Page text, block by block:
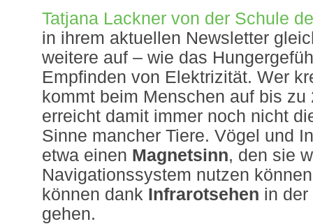
Tatjana Lackner von der Schule
in ihrem aktuellen Newsletter
weitere auf – wie das
Empfinden von Elektrizität. Wer
kommt beim Menschen auf bis zu
erreicht damit immer noch nicht
Sinne mancher Tiere. Vögel und
etwa einen Magnetsinn, den sie
Navigationssystem nutzen
können dank Infrarotsehen in der
gehen.